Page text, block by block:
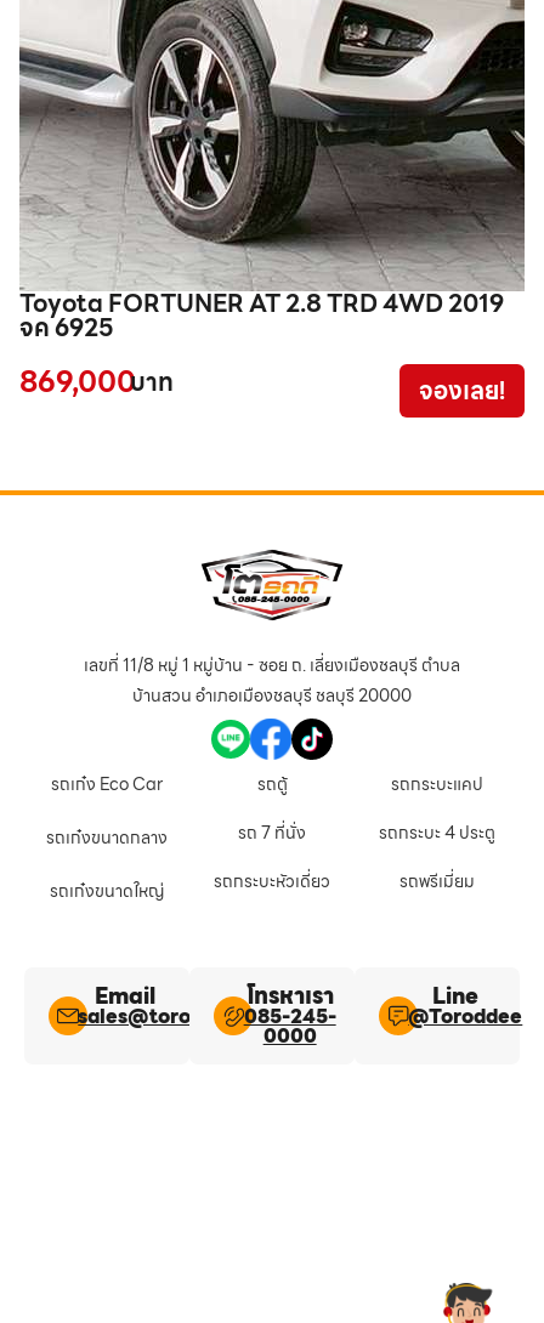
Toyota FORTUNER AT 2.8 TRD 4WD 2019
จค 6925
869,000บาท จองเลย!
เลขที่ 11/8 หมู่ 1 หมู่บ้าน - ซอย ถ. เลี่ยงเมืองชลบุรี ตำบล
บ้านสวน อำเภอเมืองชลบุรี ชลบุรี 20000
รถเก๋ง Eco Car
รถเก๋งขนาดกลาง
รถเก๋งขนาดใหญ่
รถตู้
รถ 7 ที่นั่ง
รถกระบะหัวเดี่ยว
รถกระบะแคป
รถกระบะ 4 ประตู
รถพรีเมี่ยม
Email
sales@toroddee.com
โทรหาเรา
085-245-
0000
Line​
@Toroddee​